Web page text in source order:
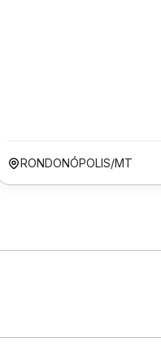
RONDONÓPOLIS/MT